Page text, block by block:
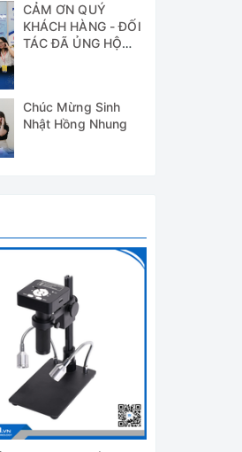
CẢM ƠN QUÝ
KHÁCH HÀNG - ĐỐI
TÁC ĐÃ ỦNG HỘ
Chúc Mừng Sinh
Nhật Hồng Nhung